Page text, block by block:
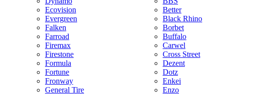
Ecovision
Evergreen
Falken
Farroad
Firemax
Firestone
Formula
Fortune
Fronway
General Tire
Better
Black Rhino
Borbet
Buffalo
Carwel
Cross Street
Dezent
Dotz
Enkei
Enzo